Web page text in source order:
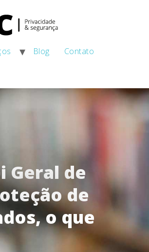
Blog
Contato
Geral de
de
o que